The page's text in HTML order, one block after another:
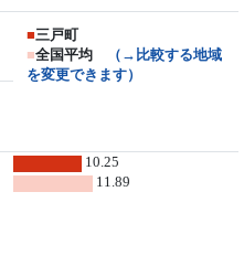
■三戸町
■全国平均
（→比較する地域
を変更できます）
10.25
11.89